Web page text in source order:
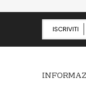
ISCRIVITI